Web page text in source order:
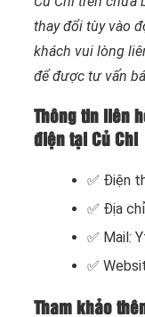
thay đổi tùy vào
khách vui lòng
để được tư vấn
Thông tin liên
điện tại Củ Chi
✅ Điện
✅ Địa
✅ Mail:
✅
Tham khảo